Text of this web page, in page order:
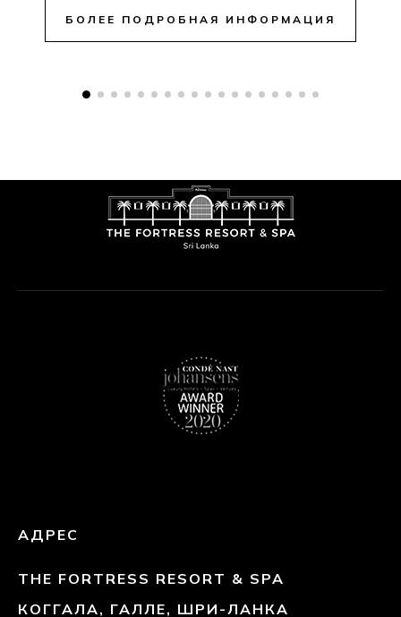
БОЛЕЕ ПОДРОБНАЯ ИНФОРМАЦИЯ
АДРЕС
THE FORTRESS RESORT & SPA
КОГГАЛА, ГАЛЛЕ, ШРИ-ЛАНКА